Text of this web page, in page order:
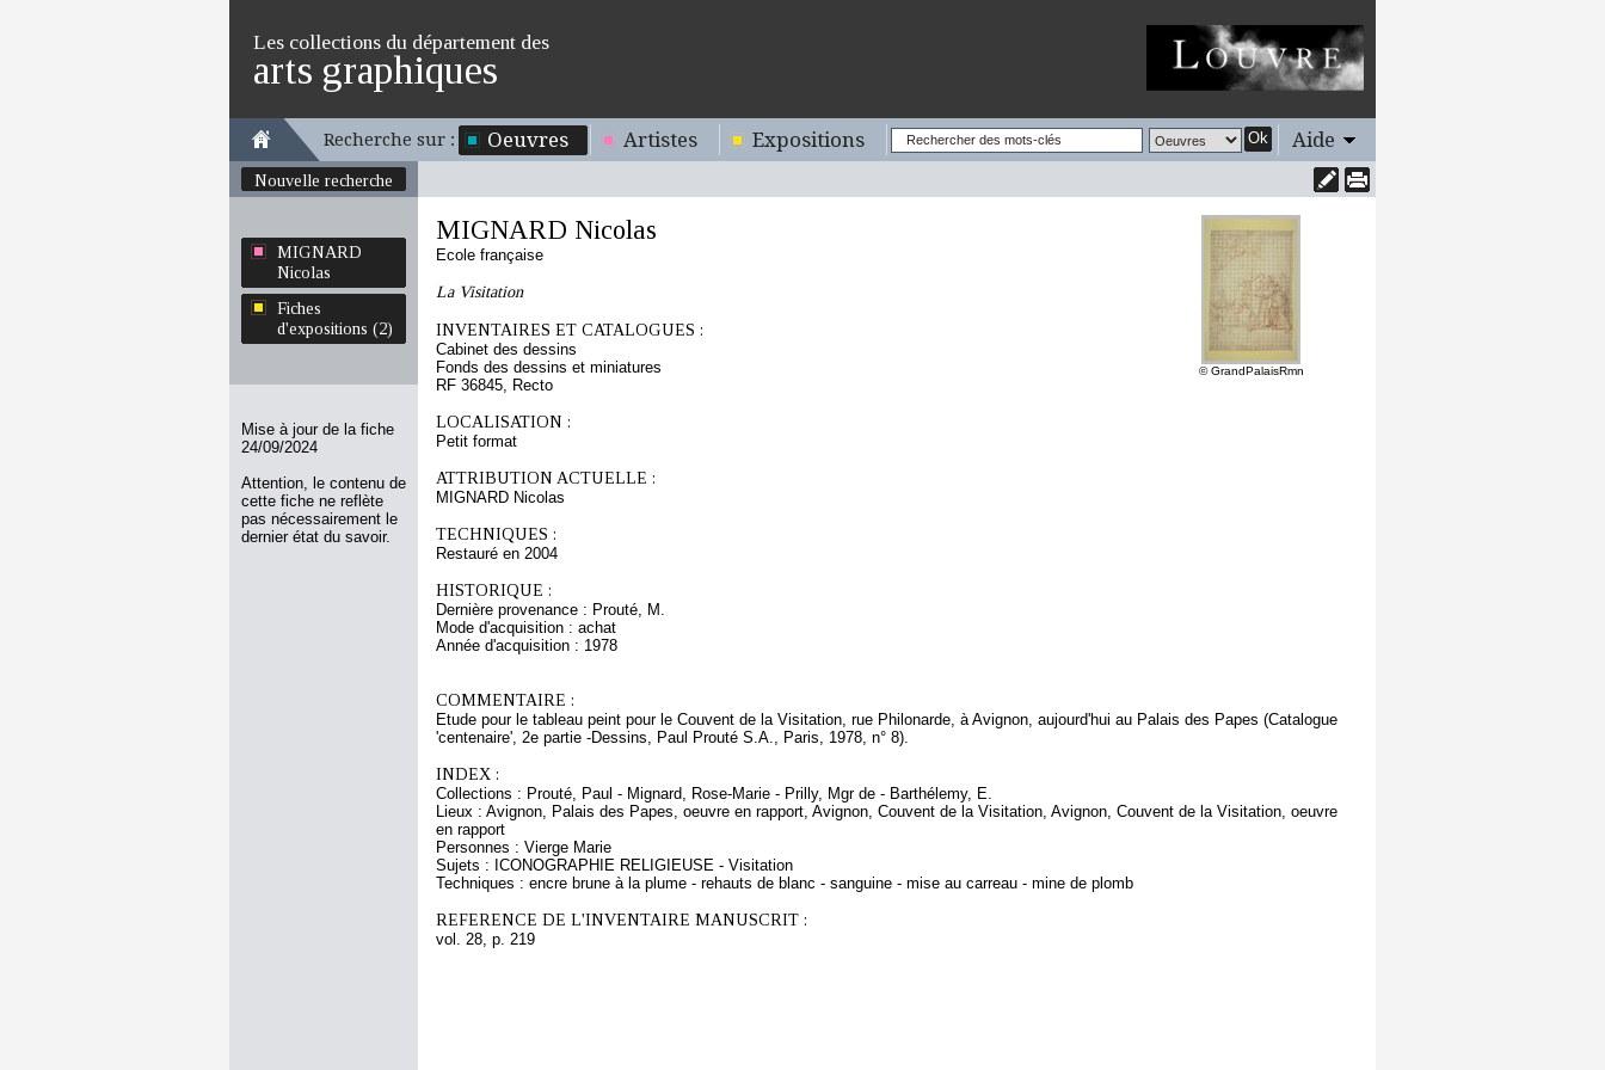
Les collections du département des
arts graphiques
Recherche sur : Oeuvres Artistes Expositions Ok Aide
Nouvelle recherche
MIGNARD
Nicolas
Fiches
d'expositions (2)
Mise à jour de la fiche
24/09/2024
Attention, le contenu de
cette fiche ne reflète
pas nécessairement le
dernier état du savoir.
© GrandPalaisRmn
MIGNARD Nicolas
Ecole française
La Visitation
INVENTAIRES ET CATALOGUES :
Cabinet des dessins
Fonds des dessins et miniatures
RF 36845, Recto
LOCALISATION :
Petit format
ATTRIBUTION ACTUELLE :
MIGNARD Nicolas
TECHNIQUES :
Restauré en 2004
HISTORIQUE :
Dernière provenance : Prouté, M.
Mode d'acquisition : achat
Année d'acquisition : 1978
COMMENTAIRE :
Etude pour le tableau peint pour le Couvent de la Visitation, rue Philonarde, à Avignon, aujourd'hui au Palais des Papes (Catalogue
'centenaire', 2e partie -Dessins, Paul Prouté S.A., Paris, 1978, n° 8).
INDEX :
Collections : Prouté, Paul - Mignard, Rose-Marie - Prilly, Mgr de - Barthélemy, E.
Lieux : Avignon, Palais des Papes, oeuvre en rapport, Avignon, Couvent de la Visitation, Avignon, Couvent de la Visitation, oeuvre
en rapport
Personnes : Vierge Marie
Sujets : ICONOGRAPHIE RELIGIEUSE - Visitation
Techniques : encre brune à la plume - rehauts de blanc - sanguine - mise au carreau - mine de plomb
REFERENCE DE L'INVENTAIRE MANUSCRIT :
vol. 28, p. 219